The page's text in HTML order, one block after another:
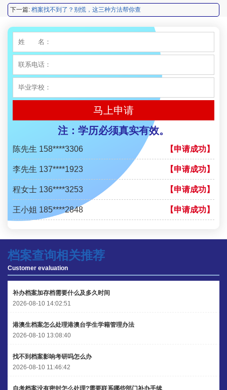
下一篇: 档案找不到了？别慌，这三种方法帮你查
马上申请
注：学历必须真实有效。
李先生 137****1923 【申请成功】
程女士 136****3253
王小姐 185****2848
陈先生 189****1098
李先生 135****3338
王小姐 181****2354
陈先生 158****3306 【申请成功】
李先生 137****1923 【申请成功】
程女士 136****3253 【申请成功】
王小姐 185****2848 【申请成功】
李先生 135****3338
程女士 134****3518
王小姐 181****2354
陈先生 158****3306
李先生 137****1923
王小姐 185****2848
档案查询相关推荐
Customer evaluation
补办档案加存档需要什么及多久时间
2026-08-10 14:02:51
港澳生档案怎么处理港澳台学生学籍管理办法
2026-08-10 13:08:40
找不到档案影响考研吗怎么办
2026-08-10 11:46:42